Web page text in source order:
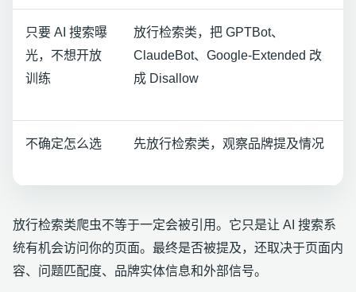
只要 AI 搜索曝
光，不想开放
训练
放行检索类，把 GPTBot、
ClaudeBot、Google-Extended 改
成 Disallow
不确定怎么选 先放行检索类，观察品牌提及情况
放行检索类爬虫不等于一定会被引用。它只是让 AI 搜索系
统有机会访问你的页面。最终是否被提及，还取决于页面内
容、问题匹配度、品牌实体信息和外部信号。